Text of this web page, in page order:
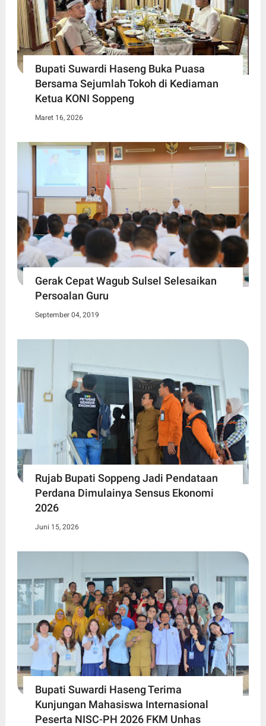
Bupati Suwardi Haseng Buka Puasa
Bersama Sejumlah Tokoh di Kediaman
Ketua KONI Soppeng
Maret 16, 2026
Gerak Cepat Wagub Sulsel Selesaikan
Persoalan Guru
September 04, 2019
Rujab Bupati Soppeng Jadi Pendataan
Perdana Dimulainya Sensus Ekonomi
2026
Juni 15, 2026
Bupati Suwardi Haseng Terima
Kunjungan Mahasiswa Internasional
Peserta NISC-PH 2026 FKM Unhas